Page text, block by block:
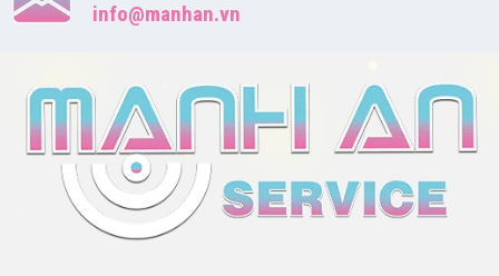
info@manhan.vn